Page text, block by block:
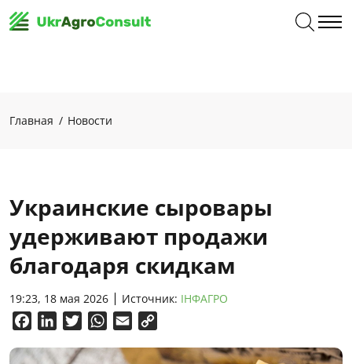
Главная Новости
Украинские сыровары
удерживают продажи
благодаря скидкам
19:23, 18 мая 2026 Источник: ІНФАГРО
FacebookLinkedInTwitterWhatsApp
Email